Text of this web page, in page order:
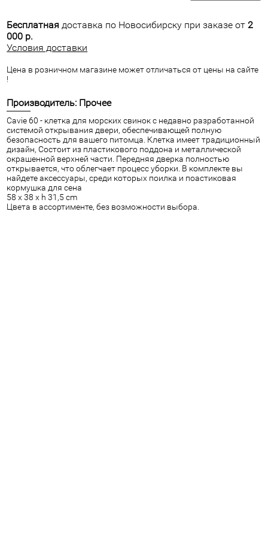
Бесплатная доставка по Новосибирску при заказе от 2
000 р.
Условия доставки
Цена в розничном магазине может отличаться от цены на сайте
!
Производитель: Прочее
Cavie 60 - клетка для морских свинок с недавно разработанной
системой открывания двери, обеспечивающей полную
безопасность для вашего питомца. Клетка имеет традиционный
дизайн, Состоит из пластикового поддона и металлической
окрашенной верхней части. Передняя дверка полностью
открывается, что облегчает процесс уборки. В комплекте вы
найдете аксессуары, среди которых поилка и поастиковая
кормушка для сена
58 x 38 x h 31,5 cm
Цвета в ассортименте, без возможности выбора.